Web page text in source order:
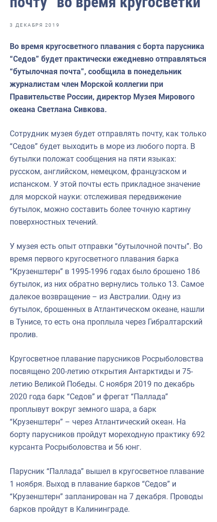
Отраслевые СМИ
Выставки и конференции
Научно-практическая литература
Рыбоохрана России
Отрасль в цифрах
Инфографика
Укрепление духовно-нравственных ценностей
3 ДЕКАБРЯ 2019
Во время кругосветного плавания с борта парусника
“Седов” будет практически ежедневно отправляться
“бутылочная почта”, сообщила в понедельник
журналистам член Морской коллегии при
Правительстве России, директор Музея Мирового
океана Светлана Сивкова.
Сотрудник музея будет отправлять почту, как только
“Седов” будет выходить в море из любого порта. В
бутылки положат сообщения на пяти языках:
русском, английском, немецком, французском и
испанском. У этой почты есть прикладное значение
для морской науки: отслеживая передвижение
бутылок, можно составить более точную картину
поверхностных течений.
У музея есть опыт отправки “бутылочной почты”. Во
время первого кругосветного плавания барка
“Крузенштерн” в 1995-1996 годах было брошено 186
бутылок, из них обратно вернулись только 13. Самое
далекое возвращение – из Австралии. Одну из
бутылок, брошенных в Атлантическом океане, нашли
в Тунисе, то есть она проплыла через Гибралтарский
пролив.
Кругосветное плавание парусников Росрыболовства
посвящено 200-летию открытия Антарктиды и 75-
летию Великой Победы. С ноября 2019 по декабрь
2020 года барк “Седов” и фрегат “Паллада”
проплывут вокруг земного шара, а барк
“Крузенштерн” – через Атлантический океан. На
борту парусников пройдут мореходную практику 692
курсанта Росрыболовства и 56 юнг.
Парусник “Паллада” вышел в кругосветное плавание
1 ноября. Выход в плавание барков “Седов” и
“Крузенштерн” запланирован на 7 декабря. Проводы
барков пройдут в Калининграде.